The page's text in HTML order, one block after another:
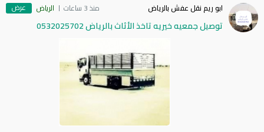
ابو ريم نقل عفش بالرياض منذ 3 ساعات الرياض عرض
توصيل جمعيه خيريه تاخذ الأثاث بالرياض 0532025702